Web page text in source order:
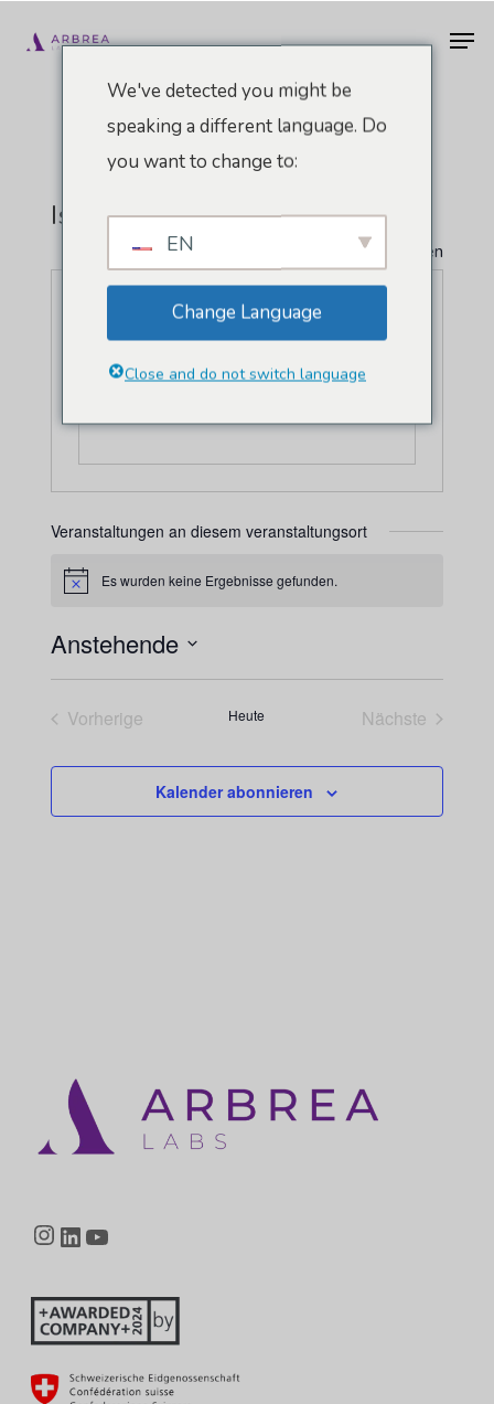
Hauptinhalt
Istanbul, Türkei
" Alle Veranstaltungen
Veranstaltungen an diesem veranstaltungsort
HinweisEs wurden keine Ergebnisse gefunden.
Anstehende
Datum
wählen.
Vorherige
Heute
Nächste
Kalender abonnieren
Instagram
LinkedIn
We've detected you might be
speaking a different language. Do
you want to change to:
EN
Change Language
Close and do not switch language